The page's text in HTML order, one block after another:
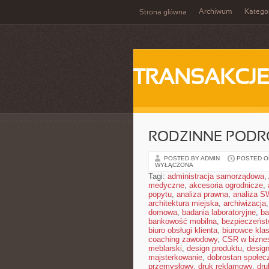
Strona główna Archiwum
TRANSAKCJE
RODZINNE
POSTED BY ADMIN POSTED
WYŁĄCZONA
Tagi: administracja samorządowa,
medyczne, akcesoria ogrodnicze,
popytu, analiza prawna, analiza
architektura miejska, archiwizacja,
domowa, badania laboratoryjne,
bankowość mobilna,
biuro obsługi klienta, biurowce
coaching zawodowy, CSR w
meblarski, design produktu,
majsterkowanie, dobrostan
przemysłowy, druk reklamowy,